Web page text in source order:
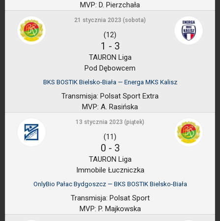
MVP: D. Pierzchała
21 stycznia 2023 (sobota)
(12)
1 - 3
TAURON Liga
Pod Dębowcem
BKS BOSTIK Bielsko-Biała — Energa MKS Kalisz
Transmisja: Polsat Sport Extra
MVP: A. Rasińska
13 stycznia 2023 (piątek)
(11)
0 - 3
TAURON Liga
Immobile Łuczniczka
OnlyBio Pałac Bydgoszcz — BKS BOSTIK Bielsko-Biała
Transmisja: Polsat Sport
MVP: P. Majkowska